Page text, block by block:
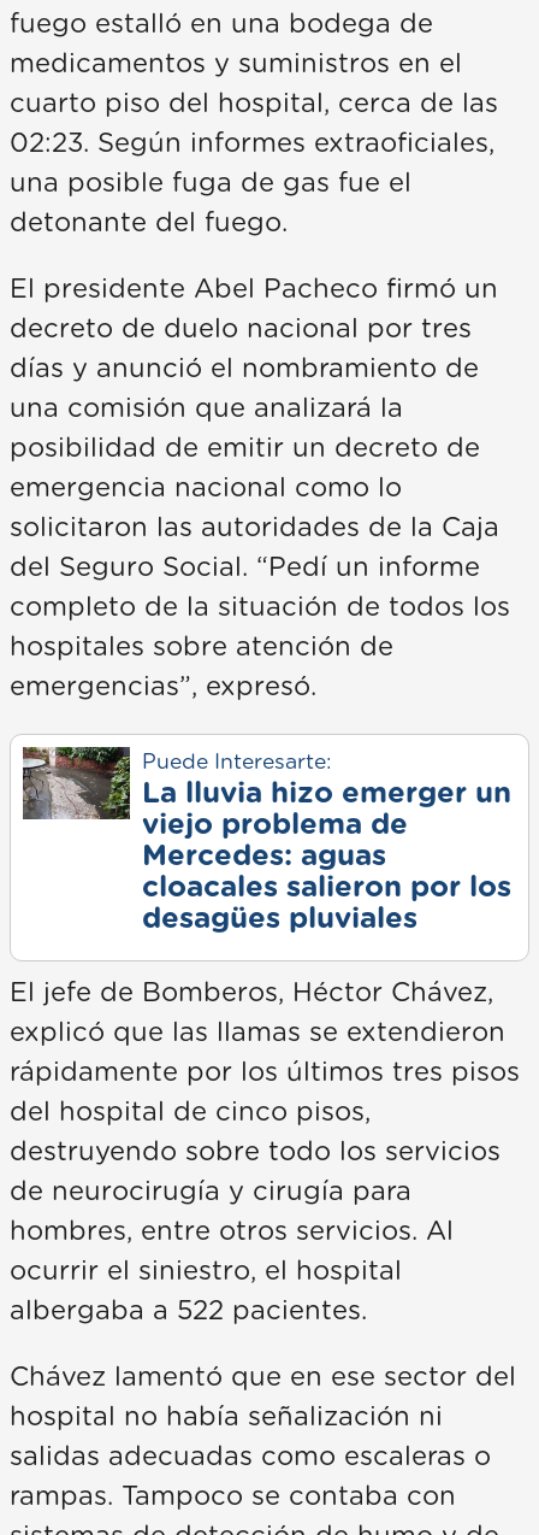
fuego estalló en una bodega de
medicamentos y suministros en el
cuarto piso del hospital, cerca de las
02:23. Según informes extraoficiales,
una posible fuga de gas fue el
detonante del fuego.
El presidente Abel Pacheco firmó un
decreto de duelo nacional por tres
días y anunció el nombramiento de
una comisión que analizará la
posibilidad de emitir un decreto de
emergencia nacional como lo
solicitaron las autoridades de la Caja
del Seguro Social. “Pedí un informe
completo de la situación de todos los
hospitales sobre atención de
emergencias”, expresó.
Puede Interesarte:
La lluvia hizo emerger un
viejo problema de
Mercedes: aguas
cloacales salieron por los
desagües pluviales
El jefe de Bomberos, Héctor Chávez,
explicó que las llamas se extendieron
rápidamente por los últimos tres pisos
del hospital de cinco pisos,
destruyendo sobre todo los servicios
de neurocirugía y cirugía para
hombres, entre otros servicios. Al
ocurrir el siniestro, el hospital
albergaba a 522 pacientes.
Chávez lamentó que en ese sector del
hospital no había señalización ni
salidas adecuadas como escaleras o
rampas. Tampoco se contaba con